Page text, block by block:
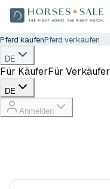
Pferd kaufenPferd verkaufen
DE
Für KäuferFür Verkäufer
DE
Anmelden